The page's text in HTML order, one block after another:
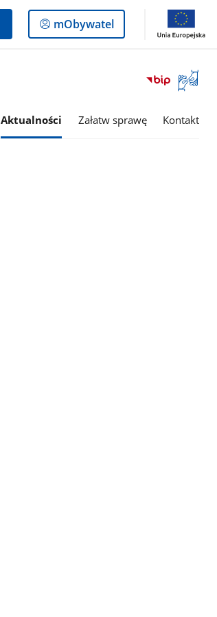
Logowanie
do
mObywatel
Otwórz
okno
Aktualności Załatw sprawę Kontakt